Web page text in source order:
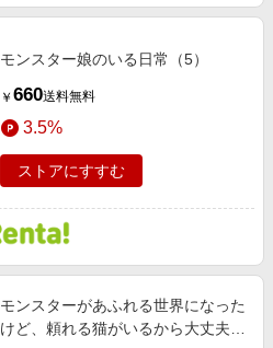
モンスター娘のいる日常（5）
￥ 660送料無料
3.5%
ストアにすすむ
モンスターがあふれる世界になった
けど、頼れる猫がいるから大丈夫で